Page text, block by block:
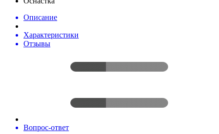
Описание
Характеристики
Отзывы
Вопрос-ответ